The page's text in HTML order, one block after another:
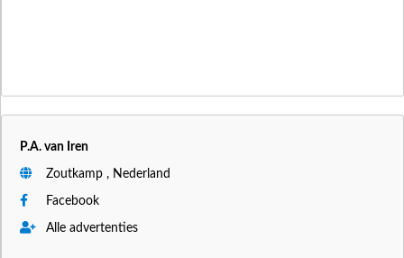
P.A. van Iren
Zoutkamp , Nederland
Facebook
Alle advertenties